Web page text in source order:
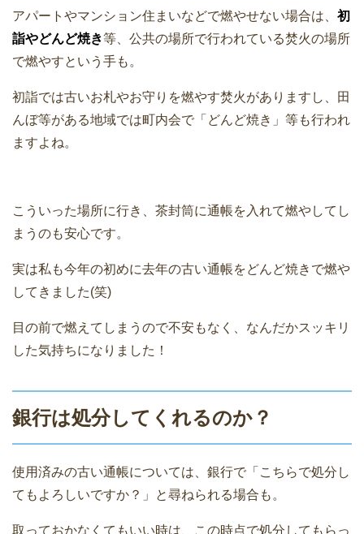
アパートやマンション住まいなどで燃やせない場合は、 初
詣やどんど焼き等、公共の場所で行われている焚火の場所
で燃やすという手も。
初詣では古いお札やお守りを燃やす焚火がありますし、田
んぼ等がある地域では町内会で「どんど焼き」等も行われ
ますよね。
こういった場所に行き、茶封筒に通帳を入れて燃やしてし
まうのも安心です。
実は私も今年の初めに去年の古い通帳をどんど焼きで燃や
してきました(笑)
目の前で燃えてしまうので不安もなく、なんだかスッキリ
した気持ちになりました！
銀行は処分してくれるのか？
使用済みの古い通帳については、銀行で「こちらで処分し
てもよろしいですか？」と尋ねられる場合も。
取っておかなくてもいい時は、この時点で処分してもらっ